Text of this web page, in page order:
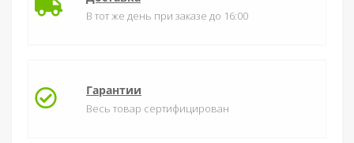
В тот же день при заказе до 16:00
Гарантии
Весь товар сертифицирован